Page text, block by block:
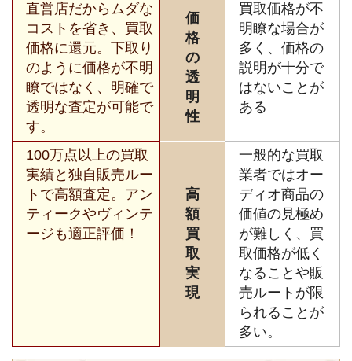
直営店だからムダな
コストを省き、買取
価格に還元。下取り
のように価格が不明
瞭ではなく、明確で
透明な査定が可能で
す。
価
格
の
透
明
性
買取価格が不
明瞭な場合が
多く、価格の
説明が十分で
はないことが
ある
100万点以上の買取
実績と独自販売ルー
トで高額査定。アン
ティークやヴィンテ
ージも適正評価！
高
額
買
取
実
現
一般的な買取
業者ではオー
ディオ商品の
価値の見極め
が難しく、買
取価格が低く
なることや販
売ルートが限
られることが
多い。